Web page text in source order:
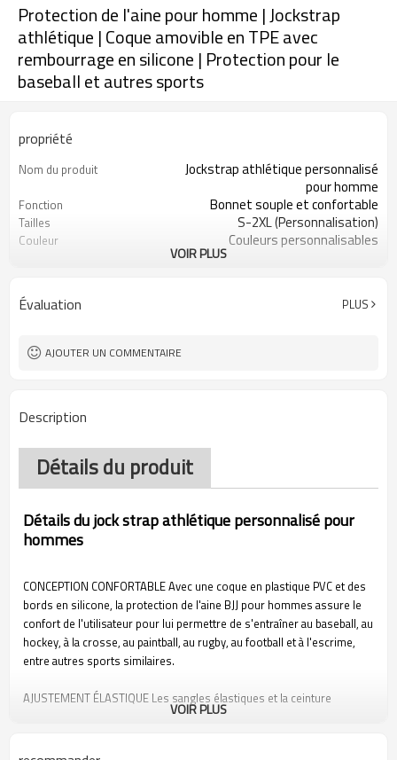
Protection de l'aine pour homme | Jockstrap
athlétique | Coque amovible en TPE avec
rembourrage en silicone | Protection pour le
baseball et autres sports
propriété
Nom du produit
Jockstrap athlétique personnalisé
pour homme
Fonction Bonnet souple et confortable
Tailles S-2XL (Personnalisation)
Couleur Couleurs personnalisables
90 % polyester, 10 % élasthanne
Conseils d'entretien
Quantité minimale de
1 pièce
VOIR PLUS
Évaluation PLUS
AJOUTER UN COMMENTAIRE
Description
Détails du produit
Détails du jock strap athlétique personnalisé pour
hommes
CONCEPTION CONFORTABLE Avec une coque en plastique PVC et des
bords en silicone, la protection de l'aine BJJ pour hommes assure le
confort de l'utilisateur pour lui permettre de s'entraîner au baseball, au
hockey, à la crosse, au paintball, au rugby, au football et à l'escrime,
entre autres sports similaires.
AJUSTEMENT ÉLASTIQUE Les sangles élastiques et la ceinture
élastique permettent aux utilisateurs de trouver l'ajustement optimal
s'entraîner dans le plus grand confort possible.
VOIR PLUS